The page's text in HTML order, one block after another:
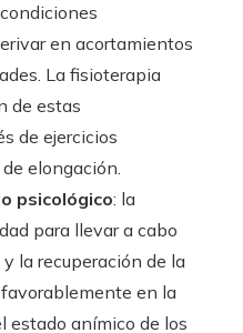
en acortamientos
La fisioterapia
de estas
de ejercicios
elongación.
psicológico: la
para llevar a cabo
la recuperación de la
en la
estado anímico de los